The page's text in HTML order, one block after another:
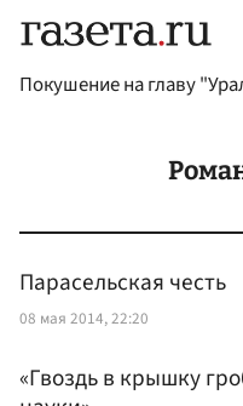
Покушение на главу
Парасельская честь
08 мая 2014, 22:20
«Гвоздь в крышку